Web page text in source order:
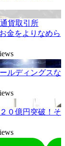
貨取引所
金をよりなめら
ルディングスな
０億円突破！そ